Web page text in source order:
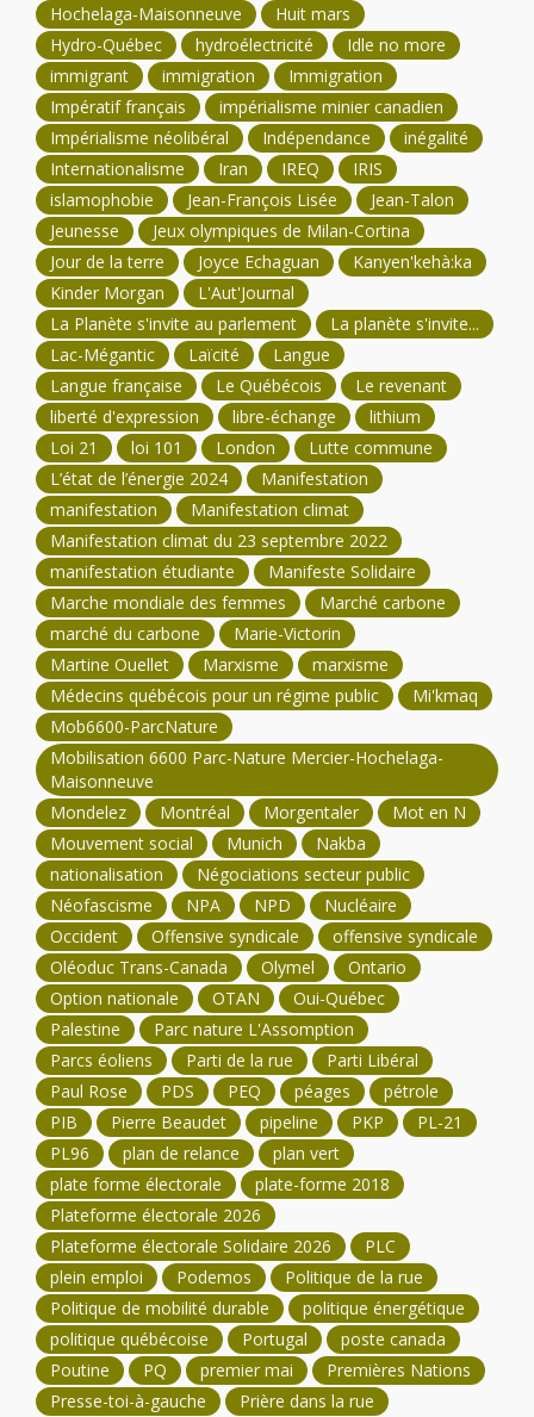
Hochelaga-Maisonneuve
Huit mars
Hydro-Québec
hydroélectricité
Idle no more
immigrant
immigration
Immigration
Impératif français
impérialisme minier canadien
Impérialisme néolibéral
Indépendance
inégalité
Internationalisme
Iran IREQ
IRIS
islamophobie
Jean-François Lisée
Jean-Talon
Jeunesse
Jeux olympiques de Milan-Cortina
Jour de la terre
Joyce Echaguan
Kanyen'kehà:ka
Kinder Morgan
L'Aut'Journal
La Planète s'invite au parlement
La planète s'invite...
Lac-Mégantic
Laïcité
Langue
Langue française
Le Québécois
Le revenant
liberté d'expression
libre-échange
lithium
Loi 21
loi 101 London
Lutte commune
L’état de l’énergie 2024
Manifestation
manifestation
Manifestation climat
Manifestation climat du 23 septembre 2022
manifestation étudiante
Manifeste Solidaire
Marche mondiale des femmes
Marché carbone
marché du carbone
Marie-Victorin
Martine Ouellet
Marxisme
marxisme
Médecins québécois pour un régime public
Mi'kmaq
Mob6600-ParcNature
Mobilisation 6600 Parc-Nature Mercier-Hochelaga-
Maisonneuve
Mondelez
Montréal Morgentaler
Mot en N
Mouvement social
Munich
Nakba
nationalisation
Négociations secteur public
Néofascisme
NPA NPD
Nucléaire
Occident
Offensive syndicale
offensive syndicale
Oléoduc Trans-Canada
Olymel
Ontario
Option nationale
OTAN
Oui-Québec
Palestine
Parc nature L'Assomption
Parcs éoliens
Parti de la rue
Parti Libéral
Paul Rose
PDS PEQ péages
pétrole
PIB
Pierre Beaudet pipeline PKP
PL-21
PL96
plan de relance
plan vert
plate forme électorale
plate-forme 2018
Plateforme électorale 2026
Plateforme électorale Solidaire 2026
PLC
plein emploi
Podemos
Politique de la rue
Politique de mobilité durable
politique énergétique
politique québécoise
Portugal
poste canada
Poutine
PQ premier mai
Premières Nations
Presse-toi-à-gauche
Prière dans la rue